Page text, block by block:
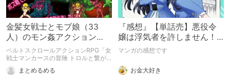
金髪女戦士とモブ娘（33
人）のモン姦アクション
RPG「女戦士マンカースの
冒険 トロルと繋がれし姫
君」
ベルトスクロールアクションRPG「女
戦士マンカースの冒険 トロルと繋が
まとめるめる
『感想』【単話売】悪役令
嬢は浮気者を許しません！ 1
話
マンガの感想です
お金大好き